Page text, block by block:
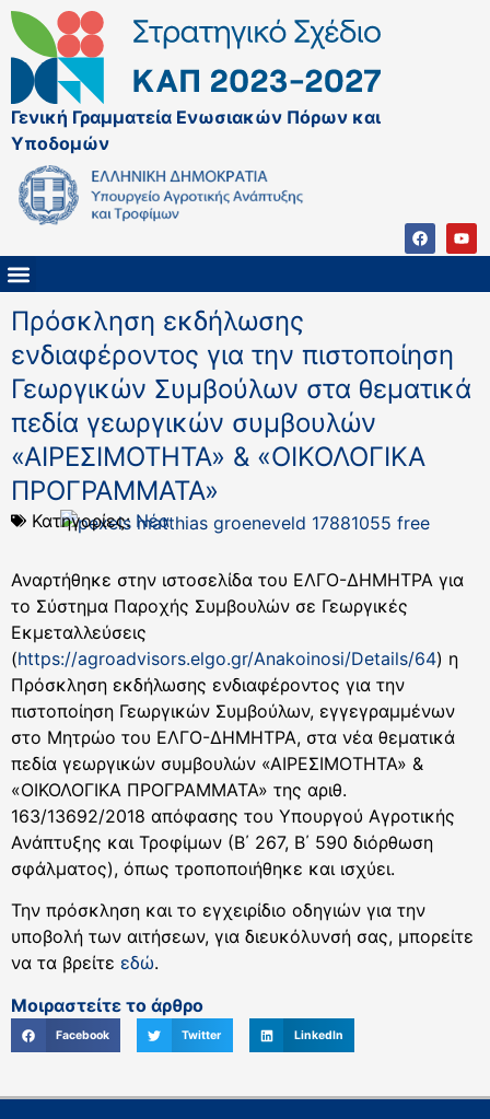
Γενική Γραμματεία Ενωσιακών Πόρων και
Υποδομών
Πρόσκληση εκδήλωσης
ενδιαφέροντος για την πιστοποίηση
Γεωργικών Συμβούλων στα θεματικά
πεδία γεωργικών συμβουλών
«ΑΙΡΕΣΙΜΟΤΗΤΑ» & «ΟΙΚΟΛΟΓΙΚΑ
ΠΡΟΓΡΑΜΜΑΤΑ»
Κατηγορίες: Νέα
Αναρτήθηκε στην ιστοσελίδα του ΕΛΓΟ-ΔΗΜΗΤΡΑ για
το Σύστημα Παροχής Συμβουλών σε Γεωργικές
Εκμεταλλεύσεις
(https://agroadvisors.elgo.gr/Anakoinosi/Details/64) η
Πρόσκληση εκδήλωσης ενδιαφέροντος για την
πιστοποίηση Γεωργικών Συμβούλων, εγγεγραμμένων
στο Μητρώο του ΕΛΓΟ-ΔΗΜΗΤΡΑ, στα νέα θεματικά
πεδία γεωργικών συμβουλών «ΑΙΡΕΣΙΜΟΤΗΤΑ» &
«ΟΙΚΟΛΟΓΙΚΑ ΠΡΟΓΡΑΜΜΑΤΑ» της αριθ.
163/13692/2018 απόφασης του Υπουργού Αγροτικής
Ανάπτυξης και Τροφίμων (Β΄ 267, Β΄ 590 διόρθωση
σφάλματος), όπως τροποποιήθηκε και ισχύει.
Την πρόσκληση και το εγχειρίδιο οδηγιών για την
υποβολή των αιτήσεων, για διευκόλυνσή σας, μπορείτε
να τα βρείτε εδώ.
Μοιραστείτε το άρθρο
Facebook Twitter LinkedIn